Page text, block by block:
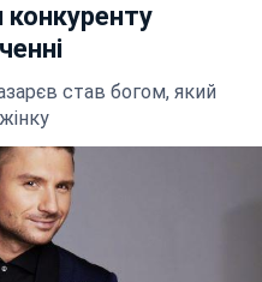
став богом, який